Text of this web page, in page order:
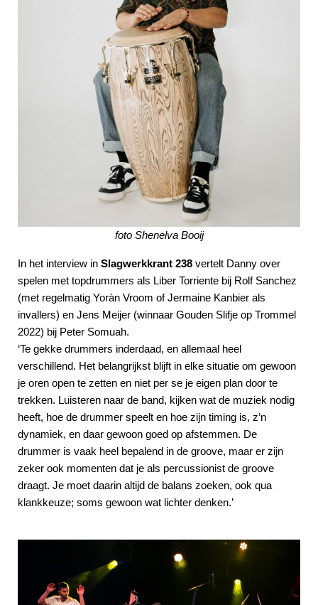
foto Shenelva Booij
In het interview in Slagwerkkrant 238 vertelt Danny over
spelen met topdrummers als Liber Torriente bij Rolf Sanchez
(met regelmatig Yoràn Vroom of Jermaine Kanbier als
invallers) en Jens Meijer (winnaar Gouden Slifje op Trommel
2022) bij Peter Somuah.
‘Te gekke drummers inderdaad, en allemaal heel
verschillend. Het belangrijkst blijft in elke situatie om gewoon
je oren open te zetten en niet per se je eigen plan door te
trekken. Luisteren naar de band, kijken wat de muziek nodig
heeft, hoe de drummer speelt en hoe zijn timing is, z’n
dynamiek, en daar gewoon goed op afstemmen. De
drummer is vaak heel bepalend in de groove, maar er zijn
zeker ook momenten dat je als percussionist de groove
draagt. Je moet daarin altijd de balans zoeken, ook qua
klankkeuze; soms gewoon wat lichter denken.’